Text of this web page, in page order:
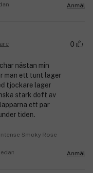
Anmäl
0
nästan min
man ett tunt lager
tjockare lager
stark doft av
ett par
tiden.
Smoky Rose
Anmäl